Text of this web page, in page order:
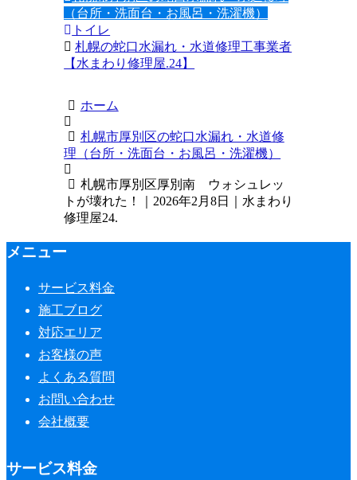
（台所・洗面台・お風呂・洗濯機）
トイレ
札幌の蛇口水漏れ・水道修理工事業者
【水まわり修理屋.24】
ホーム
札幌市厚別区の蛇口水漏れ・水道修
理（台所・洗面台・お風呂・洗濯機）
札幌市厚別区厚別南 ウォシュレッ
トが壊れた！｜2026年2月8日｜水まわり
修理屋24.
メニュー
サービス料金
施工ブログ
対応エリア
お客様の声
よくある質問
お問い合わせ
会社概要
サービス料金